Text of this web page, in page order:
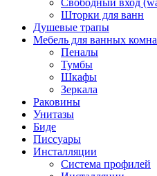
Свободный вход
Шторки для ванн
Душевые трапы
Мебель для ванных
Пеналы
Тумбы
Шкафы
Зеркала
Раковины
Унитазы
Биде
Писсуары
Инсталляции
Система профилей